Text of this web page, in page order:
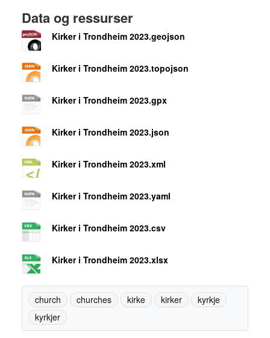
Data og ressurser
Kirker i Trondheim 2023.geojson
Kirker i Trondheim 2023.topojson
Kirker i Trondheim 2023.gpx
Kirker i Trondheim 2023.json
Kirker i Trondheim 2023.xml
Kirker i Trondheim 2023.yaml
Kirker i Trondheim 2023.csv
Kirker i Trondheim 2023.xlsx
church churches kirke kirker
kyrkje
kyrkjer